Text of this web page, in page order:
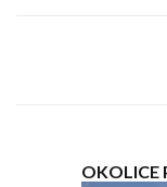
OKOLICE